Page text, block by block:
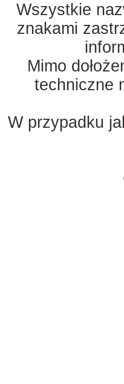
Wszystkie
znakami
Mimo
techniczne
W przypadku